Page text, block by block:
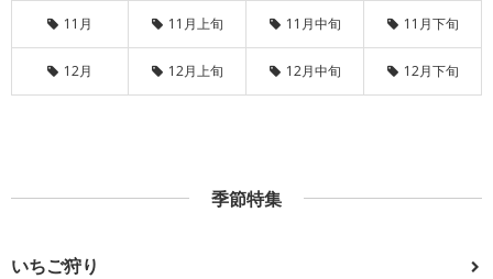
11月 11月上旬 11月中旬 11月下旬
12月 12月上旬 12月中旬 12月下旬
季節特集
いちご狩り